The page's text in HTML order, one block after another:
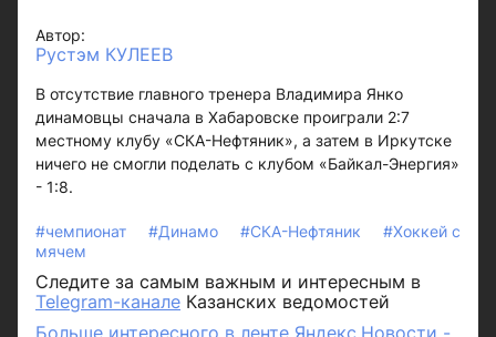
Автор:
Рустэм КУЛЕЕВ
В отсутствие главного тренера Владимира Янко
динамовцы сначала в Хабаровске проиграли 2:7
местному клубу «СКА-Нефтяник», а затем в Иркутске
ничего не смогли поделать с клубом «Байкал-Энергия»
- 1:8.
#чемпионат #Динамо #СКА-Нефтяник
#Хоккей с
мячем
Следите за самым важным и интересным в
Telegram-канале Казанских ведомостей
Больше интересного в ленте Яндекс.Новости -